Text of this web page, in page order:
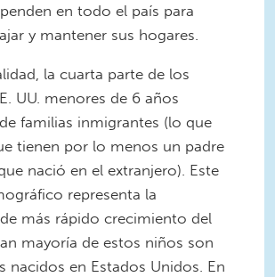
en todo el país para
y mantener sus hogares.
la cuarta parte de los
UU. menores de 6 años
familias inmigrantes (lo que
tienen por lo menos un padre
nació en el extranjero). Este
representa la
más rápido crecimiento del
mayoría de estos niños son
nacidos en Estados Unidos. En